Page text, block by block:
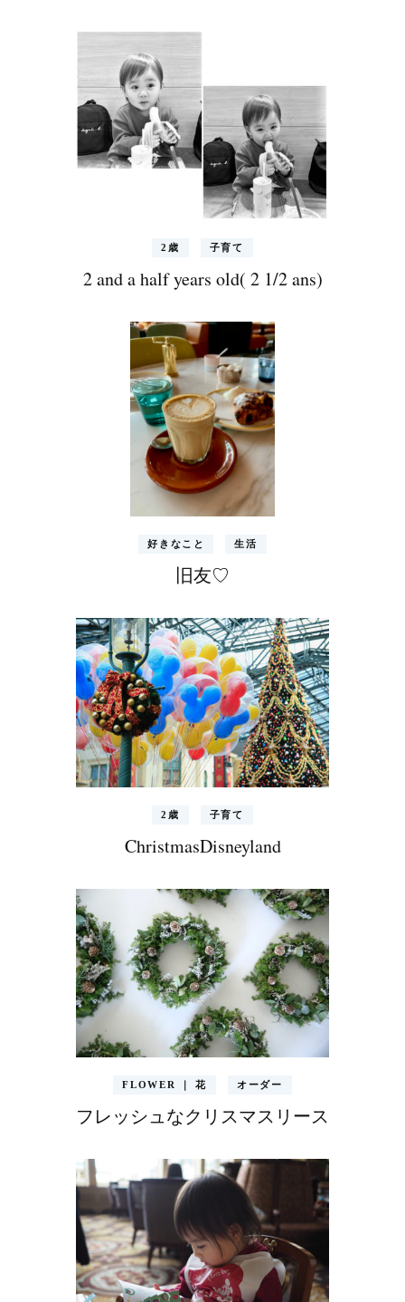
2歳 子育て
2 and a half years old( 2 1/2 ans)
好きなこと 生活
旧友♡
2歳 子育て
ChristmasDisneyland
FLOWER ｜ 花 オーダー
フレッシュなクリスマスリース